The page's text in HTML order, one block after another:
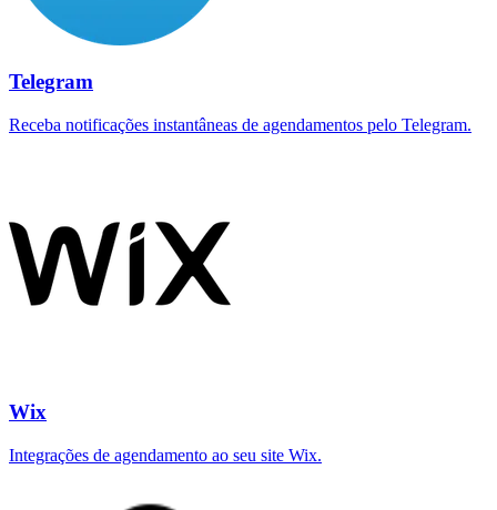
Telegram
Receba notificações instantâneas de agendamentos pelo Telegram.
Wix
Integrações de agendamento ao seu site Wix.